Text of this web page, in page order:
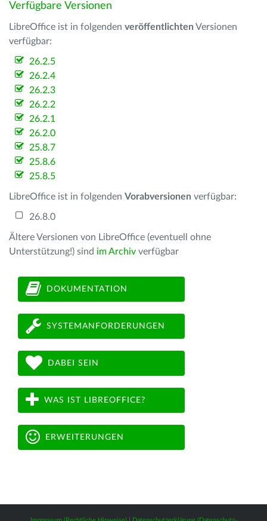
Verfügbare Versionen
LibreOffice ist in folgenden veröffentlichten Versionen
verfügbar:
26.2.5
26.2.4
26.2.3
26.2.2
26.2.1
26.2.0
25.8.7
25.8.6
25.8.5
LibreOffice ist in folgenden Vorabversionen verfügbar:
26.8.0
Ältere Versionen von LibreOffice (eventuell ohne
Unterstützung!) sind im Archiv verfügbar
DOKUMENTATION
SYSTEMANFORDERUNGEN
DABEI SEIN
WAS IST LIBREOFFICE?
ERWEITERUNGEN